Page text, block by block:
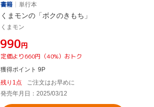
書籍
単行本
くまモンの「ボクのきもち」
くまモン
¥990円
定価より660円（40%）おトク
獲得ポイント 9P
残り1点
ご注文はお早めに
発売年月日：2025/03/12